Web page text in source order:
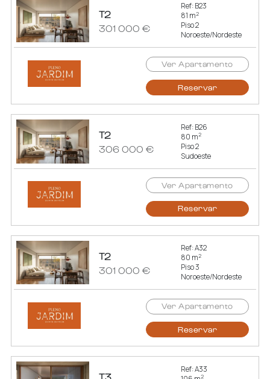
T2
301 000 €
Ref: B23
81 m2
Piso 2
Noroeste/Nordeste
Ver Apartamento
Reservar
T2
306 000 €
Ref: B26
80 m2
Piso 2
Sudoeste
Ver Apartamento
Reservar
T2
301 000 €
Ref: A32
80 m2
Piso 3
Noroeste/Nordeste
Ver Apartamento
Reservar
Ref: A33
2